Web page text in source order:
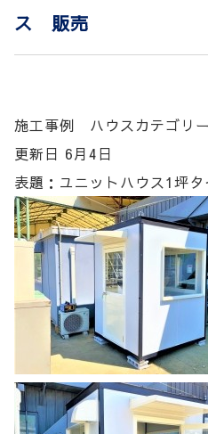
ス 販売
施工事例 ハウスカテゴリー
更新日 6月4日
表題：ユニットハウス1坪